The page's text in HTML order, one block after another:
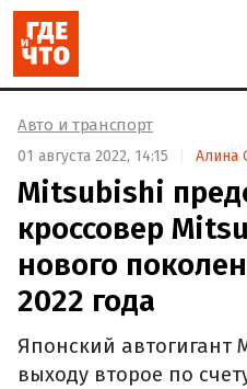
Авто и транспорт
01 августа 2022, 14:15 Алина
Mitsubishi
кроссовер
нового
2022 года
Японский автогигант
выходу второе по